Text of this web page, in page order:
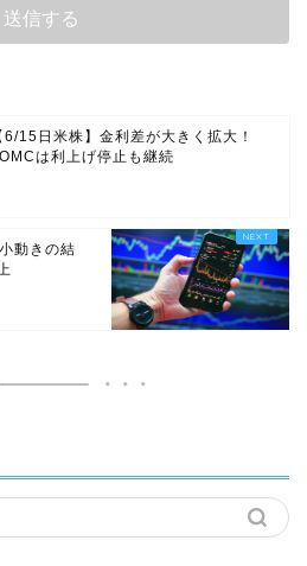
6/15日米株】金利差が大きく拡大！
は利上げ停止も継続
動きの結